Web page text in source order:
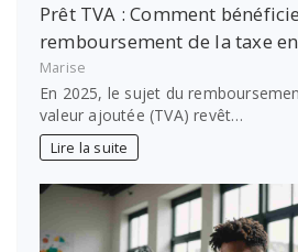
Prêt TVA : Comment
remboursement de la taxe
Marise
En 2025, le sujet du
valeur ajoutée (TVA) revêt…
Lire la suite